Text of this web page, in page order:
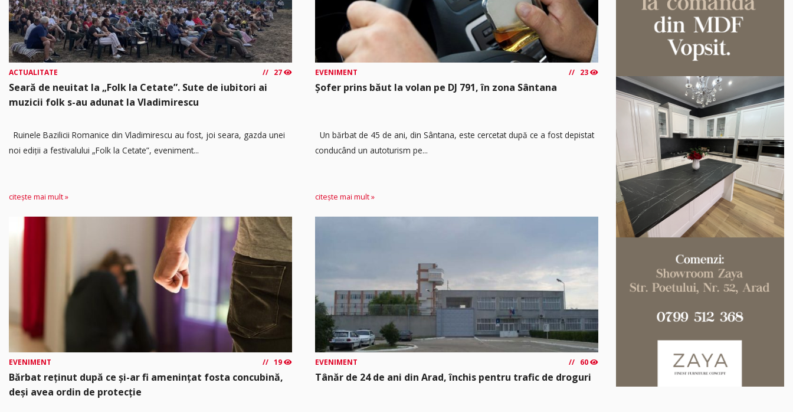
ACTUALITATE 27
Seară de neuitat la „Folk la Cetate”. Sute de iubitori ai
muzicii folk s-au adunat la Vladimirescu
Ruinele Bazilicii Romanice din Vladimirescu au fost, joi seara, gazda unei
noi ediții a festivalului „Folk la Cetate”, eveniment...
citește mai mult »
EVENIMENT 23
Șofer prins băut la volan pe DJ 791, în zona Sântana
Un bărbat de 45 de ani, din Sântana, este cercetat după ce a fost depistat
conducând un autoturism pe...
citește mai mult »
EVENIMENT 19
Bărbat reținut după ce și-ar fi amenințat fosta concubină,
deși avea ordin de protecție
EVENIMENT 60
Tânăr de 24 de ani din Arad, închis pentru trafic de droguri